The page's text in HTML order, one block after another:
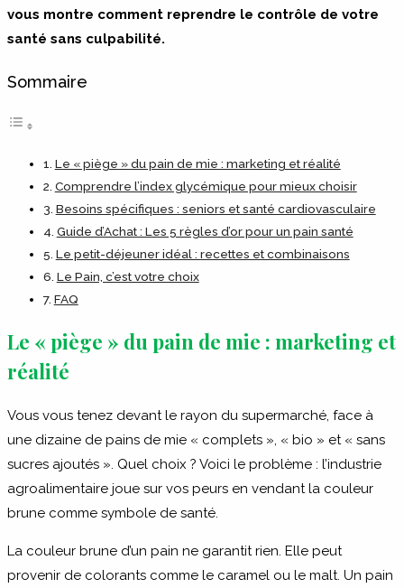
vous montre comment reprendre le contrôle de votre
santé sans culpabilité.
Sommaire
Le « piège » du pain de mie : marketing et réalité
Comprendre l’index glycémique pour mieux choisir
Besoins spécifiques : seniors et santé cardiovasculaire
Guide d’Achat : Les 5 règles d’or pour un pain santé
Le petit-déjeuner idéal : recettes et combinaisons
Le Pain, c’est votre choix
FAQ
Le « piège » du pain de mie : marketing et
réalité
Vous vous tenez devant le rayon du supermarché, face à
une dizaine de pains de mie « complets », « bio » et « sans
sucres ajoutés ». Quel choix ? Voici le problème : l’industrie
agroalimentaire joue sur vos peurs en vendant la couleur
brune comme symbole de santé.
La couleur brune d’un pain ne garantit rien. Elle peut
provenir de colorants comme le caramel ou le malt. Un pain